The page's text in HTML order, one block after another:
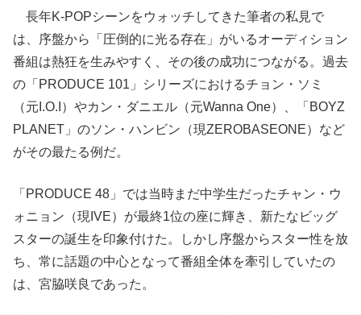
長年K-POPシーンをウォッチしてきた筆者の私見で
は、序盤から「圧倒的に光る存在」がいるオーディション
番組は熱狂を生みやすく、その後の成功につながる。過去
の「PRODUCE 101」シリーズにおけるチョン・ソミ
（元I.O.I）やカン・ダニエル（元Wanna One）、「BOYZ
PLANET」のソン・ハンビン（現ZEROBASEONE）など
がその最たる例だ。
「PRODUCE 48」では当時まだ中学生だったチャン・ウ
ォニョン（現IVE）が最終1位の座に輝き、新たなビッグ
スターの誕生を印象付けた。しかし序盤からスター性を放
ち、常に話題の中心となって番組全体を牽引していたの
は、宮脇咲良であった。